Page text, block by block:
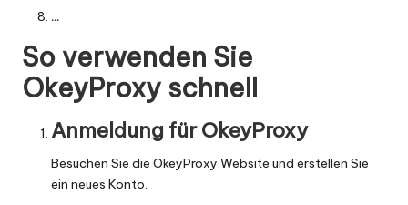
...
So verwenden Sie
OkeyProxy schnell
Anmeldung für OkeyProxy
Besuchen Sie die OkeyProxy Website und erstellen Sie
ein neues Konto.